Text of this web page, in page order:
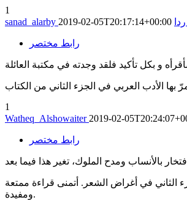
1
sanad_alarby 2019-02-05T20:17:14+00:00
رابط مختصر
الأدب العربي في الجزء الثاني من الكتاب
1
Watheq_Alshowaiter 2019-02-
رابط مختصر
في أغراض الشعر. أتمنى قراءة ممتعة
ومفيدة.